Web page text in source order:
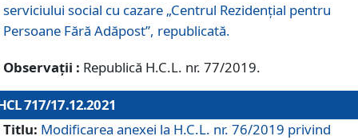
serviciului social cu cazare „Centrul Rezidențial pentru
Persoane Fără Adăpost”, republicată.
Observații : Republică H.C.L. nr. 77/2019.
717/17.12.2021
Titlu: Modificarea anexei la H.C.L. nr. 76/2019 privind